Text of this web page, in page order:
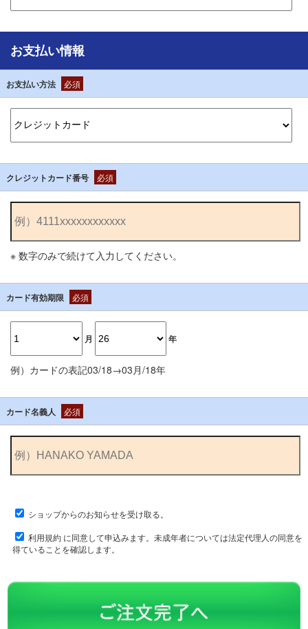
お支払い情報
お支払い方法 必須
クレジットカード番号 必須
※ 数字のみで続けて入力してください。
カード有効期限 必須
月 年
例）カードの表記03/18→03月/18年
カード名義人 必須
ショップからのお知らせを受け取る。
利用規約に同意して申込みます。未成年者については法定代理人の同意を
得ていることを確認します。